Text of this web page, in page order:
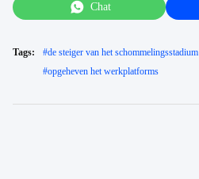
Chat
Tags: #de steiger van het schommelingsstadium
#opgeheven het werkplatforms